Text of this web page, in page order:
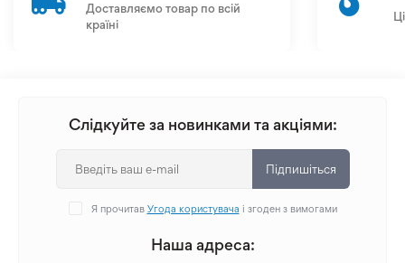
Доставляємо товар по всій
країні
Слідкуйте за новинками та акціями:
Підпишіться
Я прочитав Угода користувача і згоден з вимогами
Наша адреса: